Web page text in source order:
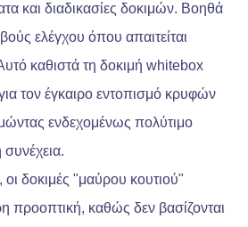
και διαδικασίες δοκιμών. Βοηθά
ελέγχου όπου απαιτείται
καθιστά τη δοκιμή whitebox
για τον έγκαιρο εντοπισμό κρυφών
ενδεχομένως πολύτιμο
δοκιμές "μαύρου κουτιού"
προοπτική, καθώς δεν βασίζονται